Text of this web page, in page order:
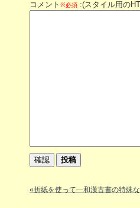
コメント ※必須 :(スタイル用の
«折紙を使って―和漢古書の特殊